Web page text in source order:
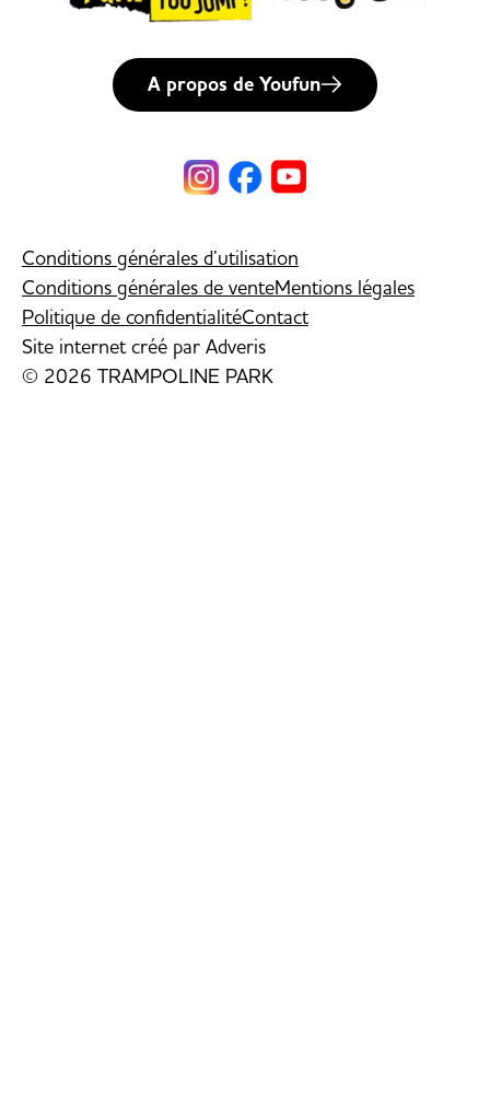
A propos de Youfun
Conditions générales d’utilisation
Conditions générales de venteMentions légales
Politique de confidentialitéContact
Site internet créé par Adveris
© 2026 TRAMPOLINE PARK